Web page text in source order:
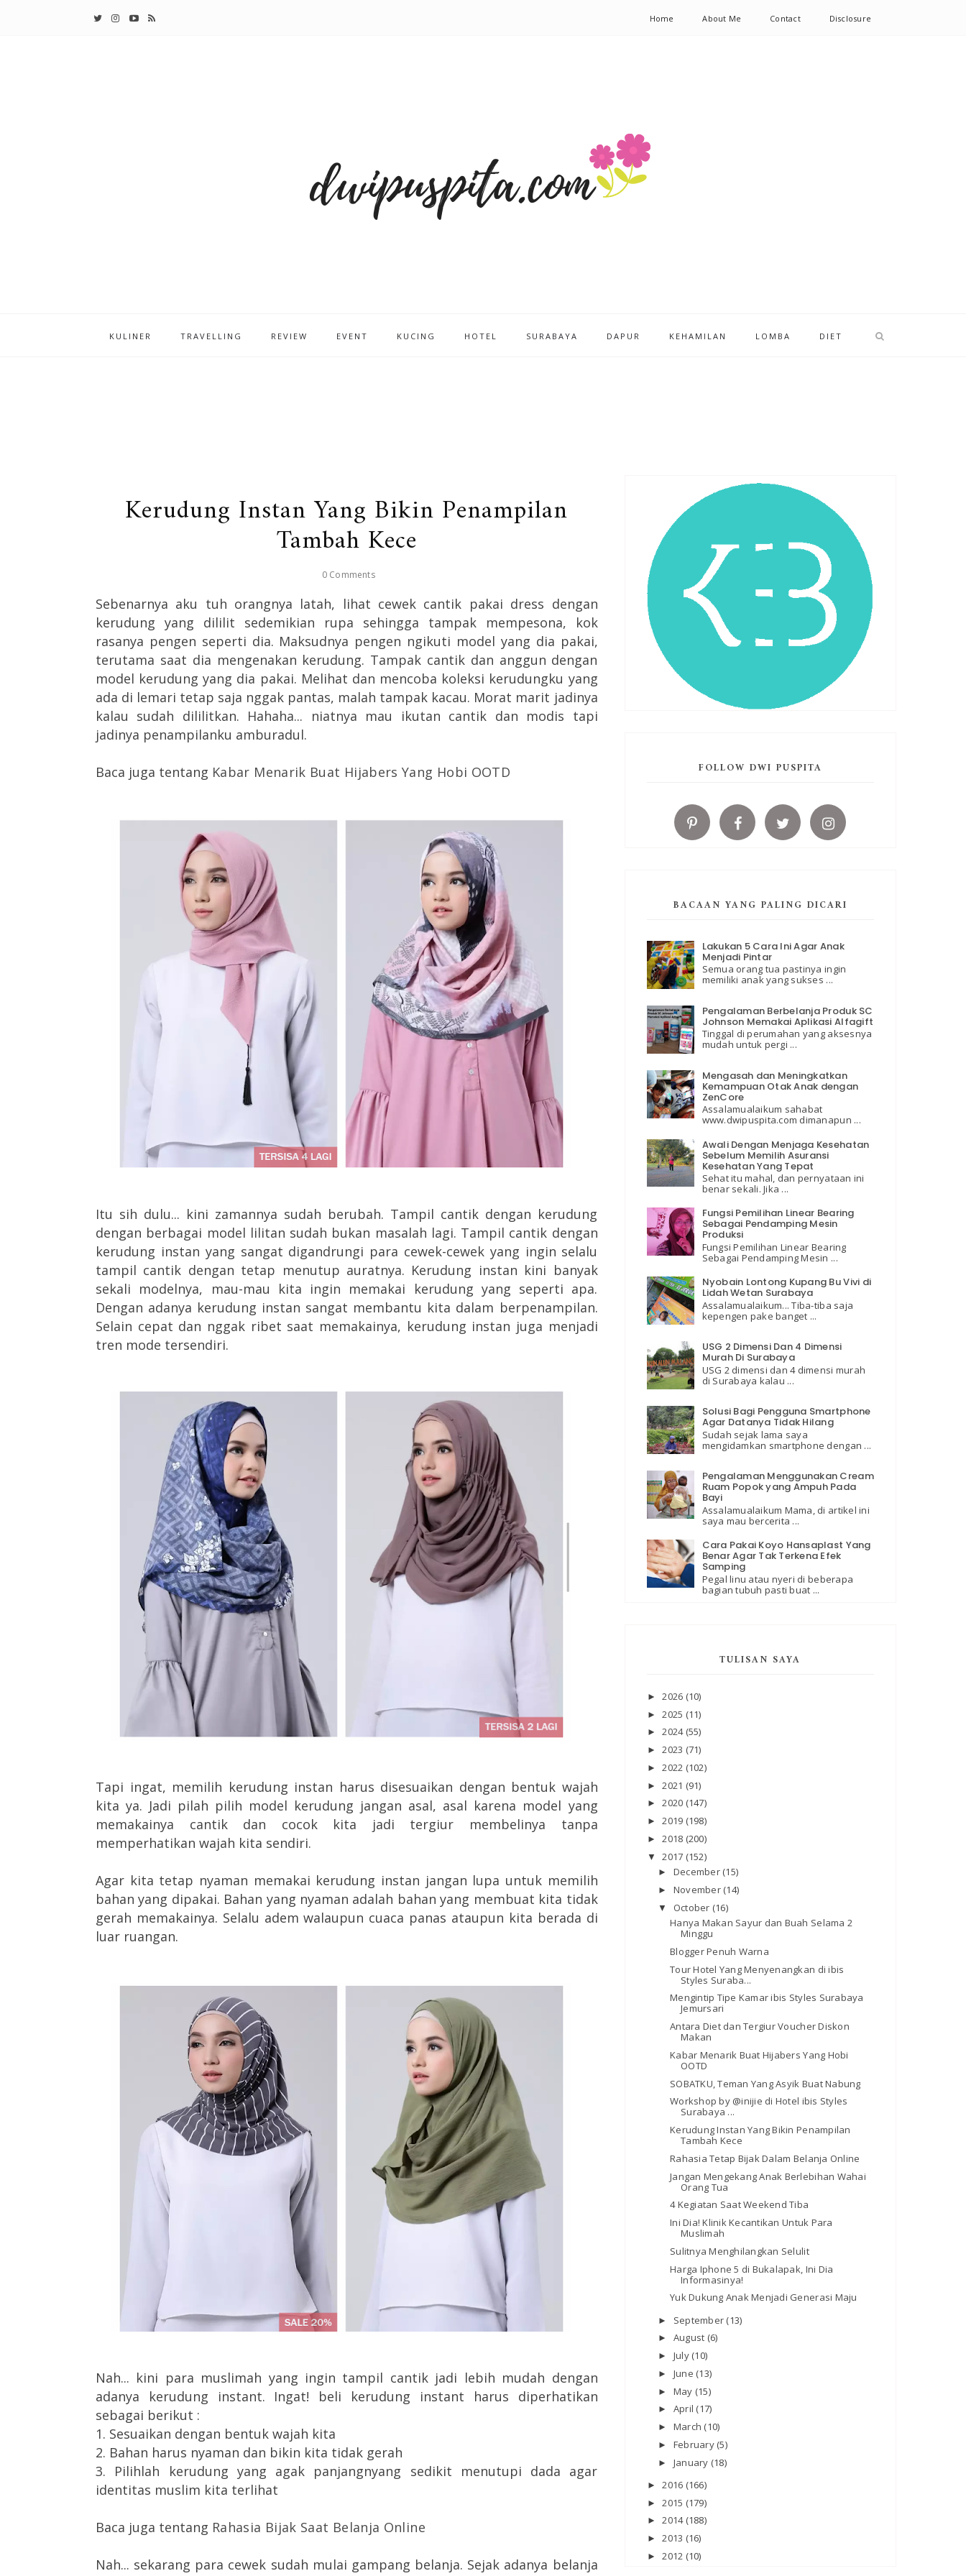
Home About Me Contact Disclosure
KULINER TRAVELLING REVIEW EVENT KUCING HOTEL SURABAYA DAPUR KEHAMILAN LOMBA DIET
Kerudung Instan Yang Bikin Penampilan
Tambah Kece
0 Comments
Sebenarnya aku tuh orangnya latah, lihat cewek cantik pakai dress dengan
kerudung yang dililit sedemikian rupa sehingga tampak mempesona, kok
rasanya pengen seperti dia. Maksudnya pengen ngikuti model yang dia pakai,
terutama saat dia mengenakan kerudung. Tampak cantik dan anggun dengan
model kerudung yang dia pakai. Melihat dan mencoba koleksi kerudungku yang
ada di lemari tetap saja nggak pantas, malah tampak kacau. Morat marit jadinya
kalau sudah dililitkan. Hahaha... niatnya mau ikutan cantik dan modis tapi
jadinya penampilanku amburadul.
Baca juga tentang Kabar Menarik Buat Hijabers Yang Hobi OOTD
Itu sih dulu... kini zamannya sudah berubah. Tampil cantik dengan kerudung
dengan berbagai model lilitan sudah bukan masalah lagi. Tampil cantik dengan
kerudung instan yang sangat digandrungi para cewek-cewek yang ingin selalu
tampil cantik dengan tetap menutup auratnya. Kerudung instan kini banyak
sekali modelnya, mau-mau kita ingin memakai kerudung yang seperti apa.
Dengan adanya kerudung instan sangat membantu kita dalam berpenampilan.
Selain cepat dan nggak ribet saat memakainya, kerudung instan juga menjadi
tren mode tersendiri.
Tapi ingat, memilih kerudung instan harus disesuaikan dengan bentuk wajah
kita ya. Jadi pilah pilih model kerudung jangan asal, asal karena model yang
memakainya cantik dan cocok kita jadi tergiur membelinya tanpa
memperhatikan wajah kita sendiri.
Agar kita tetap nyaman memakai kerudung instan jangan lupa untuk memilih
bahan yang dipakai. Bahan yang nyaman adalah bahan yang membuat kita tidak
gerah memakainya. Selalu adem walaupun cuaca panas ataupun kita berada di
luar ruangan.
Nah... kini para muslimah yang ingin tampil cantik jadi lebih mudah dengan
adanya kerudung instant. Ingat! beli kerudung instant harus diperhatikan
sebagai berikut :
1. Sesuaikan dengan bentuk wajah kita
2. Bahan harus nyaman dan bikin kita tidak gerah
3. Pilihlah kerudung yang agak panjangnyang sedikit menutupi dada agar
identitas muslim kita terlihat
Baca juga tentang Rahasia Bijak Saat Belanja Online
Nah... sekarang para cewek sudah mulai gampang belanja. Sejak adanya belanja
FOLLOW DWI PUSPITA
BACAAN YANG PALING DICARI
Lakukan 5 Cara Ini Agar Anak
Menjadi Pintar
Semua orang tua pastinya ingin
memiliki anak yang sukses ...
Pengalaman Berbelanja Produk SC
Johnson Memakai Aplikasi Alfagift
Tinggal di perumahan yang aksesnya
mudah untuk pergi ...
Mengasah dan Meningkatkan
Kemampuan Otak Anak dengan
ZenCore
Assalamualaikum sahabat
www.dwipuspita.com dimanapun ...
Awali Dengan Menjaga Kesehatan
Sebelum Memilih Asuransi
Kesehatan Yang Tepat
Sehat itu mahal, dan pernyataan ini
benar sekali. Jika ...
Fungsi Pemilihan Linear Bearing
Sebagai Pendamping Mesin
Produksi
Fungsi Pemilihan Linear Bearing
Sebagai Pendamping Mesin ...
Nyobain Lontong Kupang Bu Vivi di
Lidah Wetan Surabaya
Assalamualaikum... Tiba-tiba saja
kepengen pake banget ...
USG 2 Dimensi Dan 4 Dimensi
Murah Di Surabaya
USG 2 dimensi dan 4 dimensi murah
di Surabaya kalau ...
Solusi Bagi Pengguna Smartphone
Agar Datanya Tidak Hilang
Sudah sejak lama saya
mengidamkan smartphone dengan ...
Pengalaman Menggunakan Cream
Ruam Popok yang Ampuh Pada
Bayi
Assalamualaikum Mama, di artikel ini
saya mau bercerita ...
Cara Pakai Koyo Hansaplast Yang
Benar Agar Tak Terkena Efek
Samping
Pegal linu atau nyeri di beberapa
bagian tubuh pasti buat ...
TULISAN SAYA
►2026 (10)
►2025 (11)
►2024 (55)
►2023 (71)
►2022 (102)
►2021 (91)
►2020 (147)
►2019 (198)
►2018 (200)
▼2017 (152)
► December (15)
► November (14)
▼ October (16)
Hanya Makan Sayur dan Buah Selama 2
Minggu
Blogger Penuh Warna
Tour Hotel Yang Menyenangkan di ibis
Styles Suraba...
Mengintip Tipe Kamar ibis Styles Surabaya
Jemursari
Antara Diet dan Tergiur Voucher Diskon
Makan
Kabar Menarik Buat Hijabers Yang Hobi
OOTD
SOBATKU, Teman Yang Asyik Buat Nabung
Workshop by @inijie di Hotel ibis Styles
Surabaya ...
Kerudung Instan Yang Bikin Penampilan
Tambah Kece
Rahasia Tetap Bijak Dalam Belanja Online
Jangan Mengekang Anak Berlebihan Wahai
Orang Tua
4 Kegiatan Saat Weekend Tiba
Ini Dia! Klinik Kecantikan Untuk Para
Muslimah
Sulitnya Menghilangkan Selulit
Harga Iphone 5 di Bukalapak, Ini Dia
Informasinya!
Yuk Dukung Anak Menjadi Generasi Maju
► September (13)
► August (6)
► July (10)
► June (13)
► May (15)
► April (17)
► March (10)
► February (5)
► January (18)
►2016 (166)
►2015 (179)
►2014 (188)
►2013 (16)
►2012 (10)